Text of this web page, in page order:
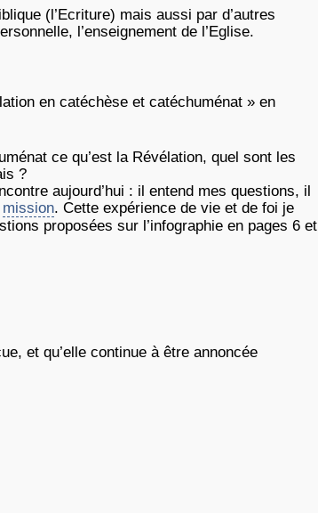
(l’Ecriture) mais aussi par d’autres
l’enseignement de l’Eglise.
en catéchèse et catéchuménat » en
ce qu’est la Révélation, quel sont les
?
aujourd’hui : il entend mes questions, il
mission. Cette expérience de vie et de foi je
proposées sur l’infographie en pages 6 et
et qu’elle continue à être annoncée